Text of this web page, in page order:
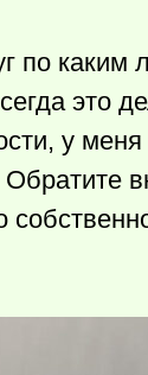
по каким
это
у